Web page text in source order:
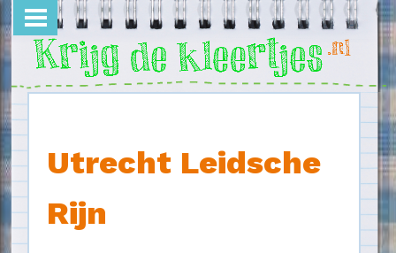
Overslaan en naar de inhoud gaan
Utrecht Leidsche
Rijn